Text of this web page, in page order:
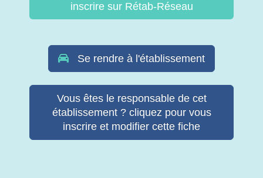
inscrire sur Rétab-Réseau
Se rendre à l'établissement
Vous êtes le responsable de cet
établissement ? cliquez pour vous
inscrire et modifier cette fiche